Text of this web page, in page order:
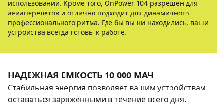
использовании. Кроме того, OnPower 104 разрешен для
авиаперелетов и отлично подходит для динамичного
профессионального ритма. Где бы вы ни находились, ваши
устройства всегда готовы к работе.
НАДЕЖНАЯ ЕМКОСТЬ 10 000 МАЧ
Стабильная энергия позволяет вашим устройствам
оставаться заряженными в течение всего дня.